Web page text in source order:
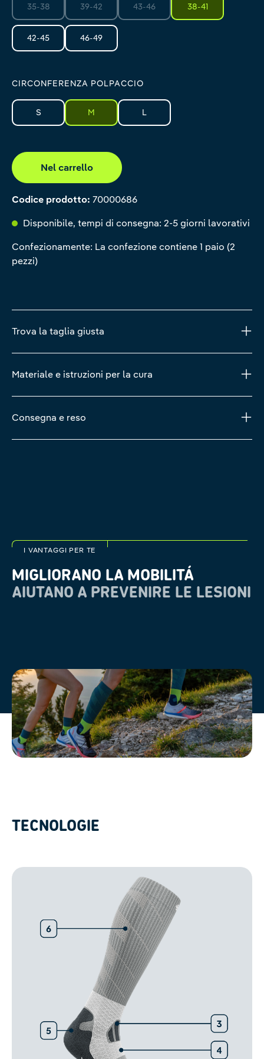
35-38(Questa opzione non è al momento disponibile.)
39-42(Questa opzione non è al momento disponibile.)
43-46(Questa opzione non è al momento
38-41
42-45 46-49
CIRCONFERENZA POLPACCIO
S M L
Nel carrello
Codice prodotto: 70000686
Disponibile, tempi di consegna: 2-5 giorni lavorativi
Confezionamente: La confezione contiene 1 paio (2
pezzi)
Trova la taglia giusta
Materiale e istruzioni per la cura
Consegna e reso
I VANTAGGI PER TE
MIGLIORANO LA MOBILITÁ
AIUTANO A PREVENIRE LE LESIONI
TECNOLOGIE